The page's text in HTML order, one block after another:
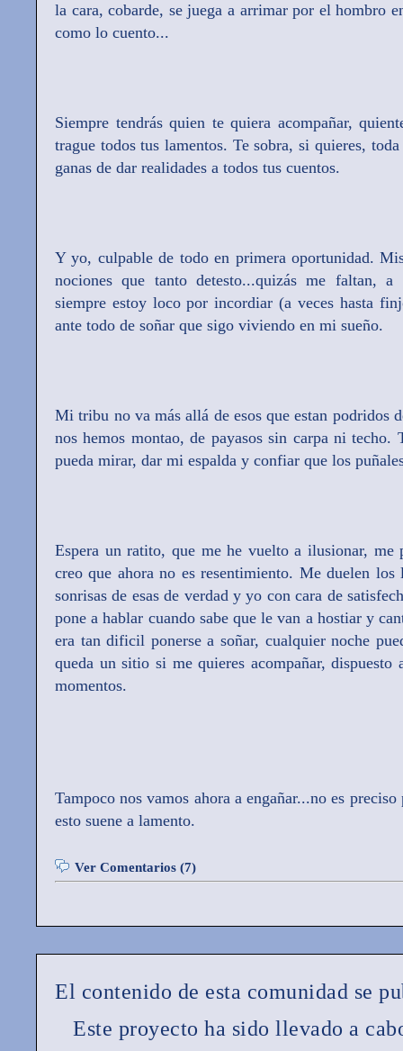
la cara, cobarde, se juega a arrimar por el hombro
como lo cuento...
Siempre tendrás quien te quiera acompañar,
trague todos tus lamentos. Te sobra, si quieres,
ganas de dar realidades a todos tus cuentos.
Y yo, culpable de todo en primera oportunidad.
nociones que tanto detesto...quizás me faltan,
siempre estoy loco por incordiar (a veces hasta
ante todo de soñar que sigo viviendo en mi sueño.
Mi tribu no va más allá de esos que estan podridos
nos hemos montao, de payasos sin carpa ni techo.
pueda mirar, dar mi espalda y confiar que los
Espera un ratito, que me he vuelto a ilusionar,
creo que ahora no es resentimiento. Me duelen los
sonrisas de esas de verdad y yo con cara de
pone a hablar cuando sabe que le van a hostiar y
era tan dificil ponerse a soñar, cualquier noche
queda un sitio si me quieres acompañar,
momentos.
Tampoco nos vamos ahora a engañar...no es
esto suene a lamento.
Ver Comentarios (7)
El contenido de esta comunidad se
Este proyecto ha sido llevado a